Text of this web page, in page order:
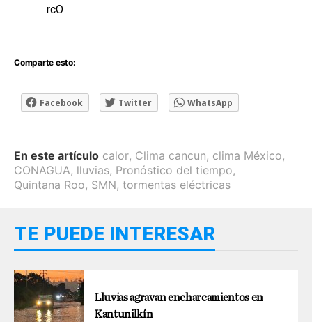
rcO
Comparte esto:
Facebook Twitter WhatsApp
En este artículo calor, Clima cancun, clima México,
CONAGUA, lluvias, Pronóstico del tiempo,
Quintana Roo, SMN, tormentas eléctricas
TE PUEDE INTERESAR
Lluvias agravan encharcamientos en
Kantunilkín